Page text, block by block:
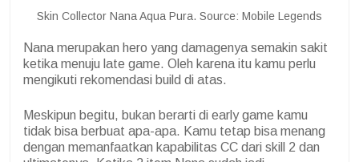
Skin Collector Nana Aqua Pura. Source: Mobile Legends
Nana merupakan hero yang damagenya semakin sakit
ketika menuju late game. Oleh karena itu kamu perlu
mengikuti rekomendasi build di atas.
Meskipun begitu, bukan berarti di early game kamu
tidak bisa berbuat apa-apa. Kamu tetap bisa menang
dengan memanfaatkan kapabilitas CC dari skill 2 dan